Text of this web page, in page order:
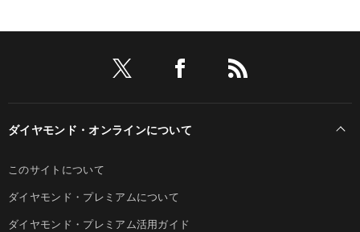
ダイヤモンド・オンラインについて
このサイトについて
ダイヤモンド・プレミアムについて
ダイヤモンド・プレミアム活用ガイド